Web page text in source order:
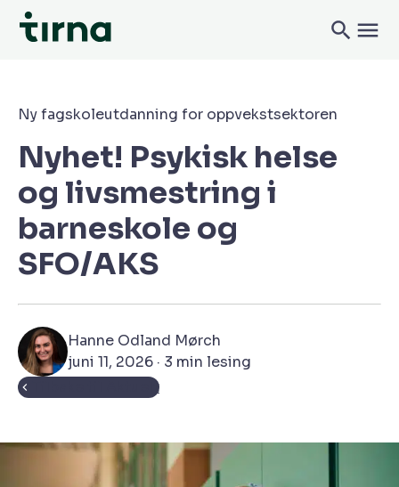
Ny fagskoleutdanning for oppvekstsektoren
Nyhet! Psykisk helse
og livsmestring i
barneskole og
SFO/AKS
Hanne Odland Mørch
juni 11, 2026 · 3 min lesing
Tilbake til Aktuelt